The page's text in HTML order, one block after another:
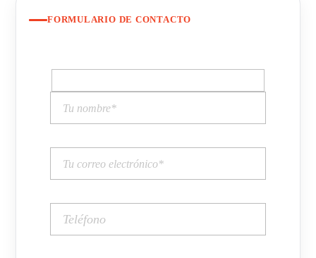
FORMULARIO DE CONTACTO